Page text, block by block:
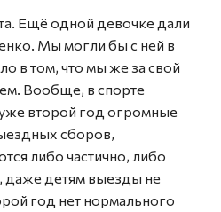
Ещё одной девочке дали
Мы могли бы с ней в
в том, что мы же за свой
Вообще, в спорте
второй год огромные
сборов,
либо частично, либо
даже детям выезды не
год нет нормального